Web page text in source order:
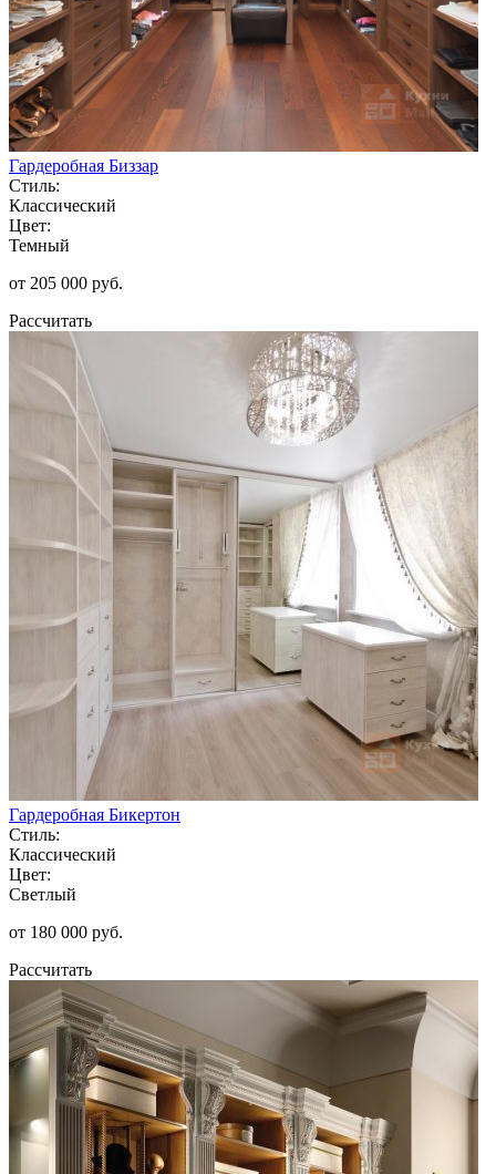
Гардеробная Биззар
Стиль:
Классический
Цвет:
Темный
от 205 000 руб.
Рассчитать
Гардеробная Бикертон
Стиль:
Классический
Цвет:
Светлый
от 180 000 руб.
Рассчитать